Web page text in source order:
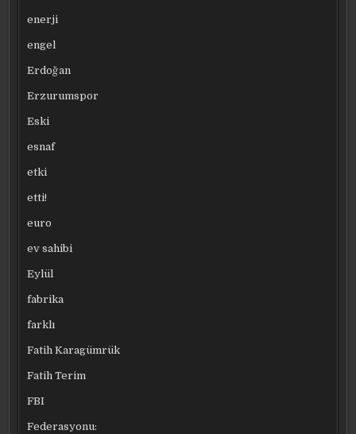
enerji
engel
Erdoğan
Erzurumspor
Eski
esnaf
etki
etti!
euro
ev sahibi
Eylül
fabrika
farklı
Fatih Karagümrük
Fatih Terim
FBI
Federasyonu: